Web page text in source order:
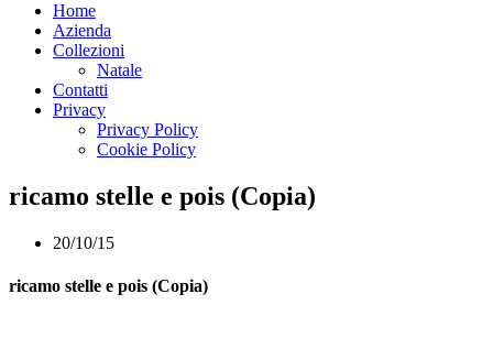
Home
Azienda
Collezioni
Natale
Contatti
Privacy
Privacy Policy
Cookie Policy
ricamo stelle e pois (Copia)
20/10/15
ricamo stelle e pois (Copia)